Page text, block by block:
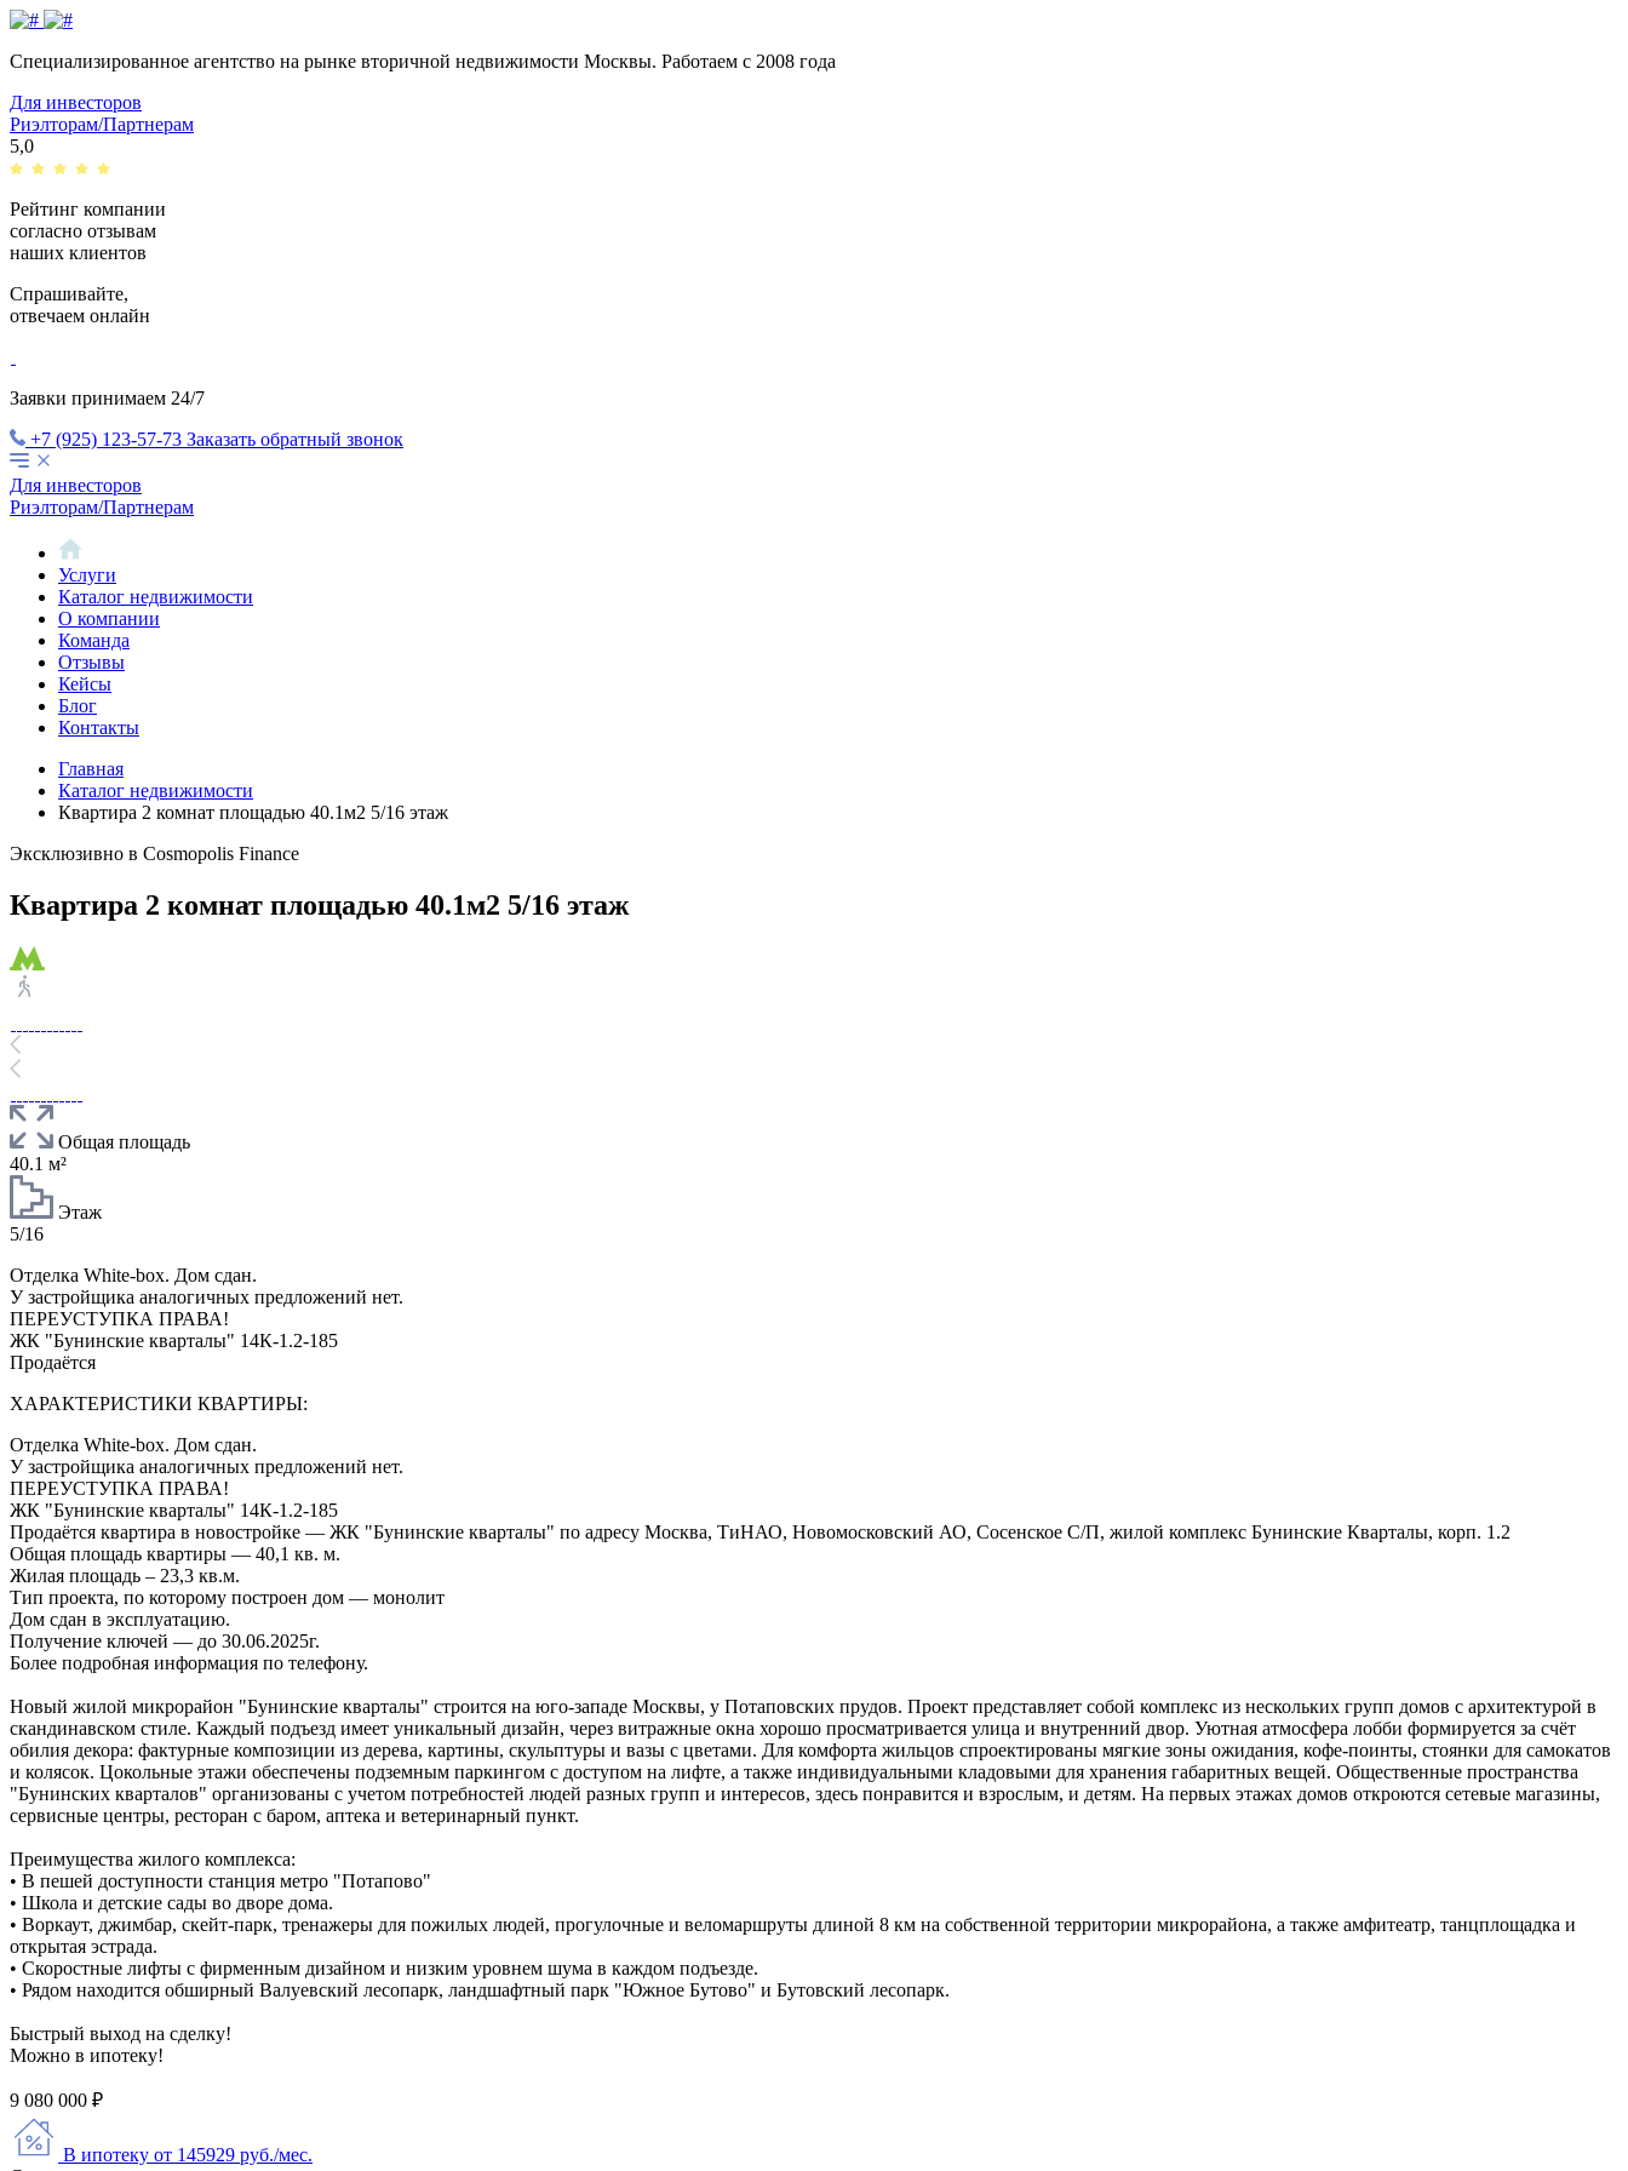
Специализированное агентство на рынке вторичной недвижимости Москвы. Работаем с 2008 года
Для инвесторов
Риэлторам/Партнерам
5,0
Рейтинг компании
согласно отзывам
наших клиентов
Спрашивайте,
отвечаем онлайн
Заявки принимаем 24/7
+7 (925) 123-57-73 Заказать обратный звонок
Для инвесторов
Риэлторам/Партнерам
Услуги
Каталог недвижимости
О компании
Команда
Отзывы
Кейсы
Блог
Контакты
Главная
Каталог недвижимости
Квартира 2 комнат площадью 40.1м2 5/16 этаж
Эксклюзивно в Cosmopolis Finance
Квартира 2 комнат площадью 40.1м2 5/16 этаж
Общая площадь
40.1 м²
Этаж
5/16
Отделка White-box. Дом сдан.
У застройщика аналогичных предложений нет.
ПЕРЕУСТУПКА ПРАВА!
ЖК "Бунинские кварталы" 14К-1.2-185
Продаётся
ХАРАКТЕРИСТИКИ КВАРТИРЫ:
Отделка White-box. Дом сдан.
У застройщика аналогичных предложений нет.
ПЕРЕУСТУПКА ПРАВА!
ЖК "Бунинские кварталы" 14К-1.2-185
Продаётся квартира в новостройке — ЖК "Бунинские кварталы" по адресу Москва, ТиНАО, Новомосковский АО, Сосенское С/П, жилой комплекс Бунинские Кварталы, корп. 1.2
Общая площадь квартиры — 40,1 кв. м.
Жилая площадь – 23,3 кв.м.
Тип проекта, по которому построен дом — монолит
Дом сдан в эксплуатацию.
Получение ключей — до 30.06.2025г.
Более подробная информация по телефону.
Новый жилой микрорайон "Бунинские кварталы" строится на юго-западе Москвы, у Потаповских прудов. Проект представляет собой комплекс из нескольких групп домов с архитектурой в
скандинавском стиле. Каждый подъезд имеет уникальный дизайн, через витражные окна хорошо просматривается улица и внутренний двор. Уютная атмосфера лобби формируется за счёт
обилия декора: фактурные композиции из дерева, картины, скульптуры и вазы с цветами. Для комфорта жильцов спроектированы мягкие зоны ожидания, кофе-поинты, стоянки для самокатов
и колясок. Цокольные этажи обеспечены подземным паркингом с доступом на лифте, а также индивидуальными кладовыми для хранения габаритных вещей. Общественные пространства
"Бунинских кварталов" организованы с учетом потребностей людей разных групп и интересов, здесь понравится и взрослым, и детям. На первых этажах домов откроются сетевые магазины,
сервисные центры, ресторан с баром, аптека и ветеринарный пункт.
Преимущества жилого комплекса:
• В пешей доступности станция метро "Потапово"
• Школа и детские сады во дворе дома.
• Воркаут, джимбар, скейт-парк, тренажеры для пожилых людей, прогулочные и веломаршруты длиной 8 км на собственной территории микрорайона, а также амфитеатр, танцплощадка и
открытая эстрада.
• Скоростные лифты с фирменным дизайном и низким уровнем шума в каждом подъезде.
• Рядом находится обширный Валуевский лесопарк, ландшафтный парк "Южное Бутово" и Бутовский лесопарк.
Быстрый выход на сделку!
Можно в ипотеку!
9 080 000 ₽
В ипотеку от 145929 руб./мес.